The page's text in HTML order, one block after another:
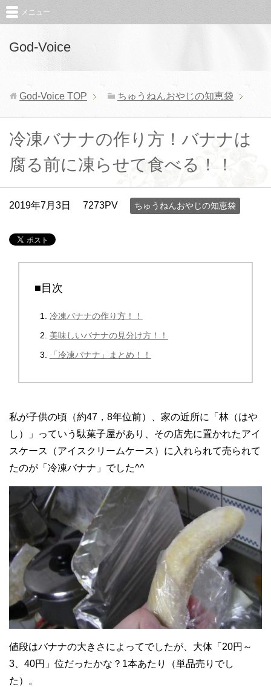
God-Voice
メニュー
God-Voice TOP ちゅうねんおやじの知恵袋
冷凍バナナの作り方！バナナは
腐る前に凍らせて食べる！！
2019年7月3日 7273PV ちゅうねんおやじの知恵袋
■目次
冷凍バナナの作り方！！
美味しいバナナの見分け方！！
「冷凍バナナ」まとめ！！
私が子供の頃（約47，8年位前）、家の近所に「林（はや
し）」っていう駄菓子屋があり、その店先に置かれたアイ
スケース（アイスクリームケース）に入れられて売られて
たのが「冷凍バナナ」でした^^
値段はバナナの大きさによってでしたが、大体「20円～
3、40円」位だったかな？1本あたり（単品売りでし
た）。